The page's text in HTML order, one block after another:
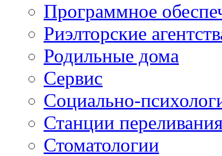
Программное
Риэлторские
Родильные дома
Сервис
Социально-
Станции
Стоматологии